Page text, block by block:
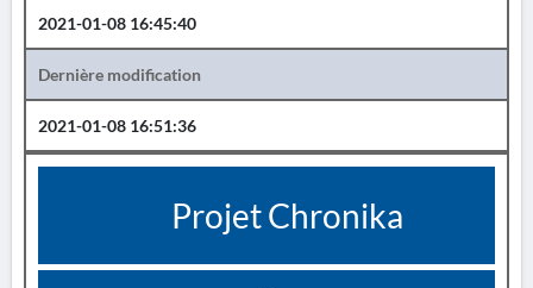
2021-01-08 16:45:40
Dernière modification
2021-01-08 16:51:36
Projet Chronika